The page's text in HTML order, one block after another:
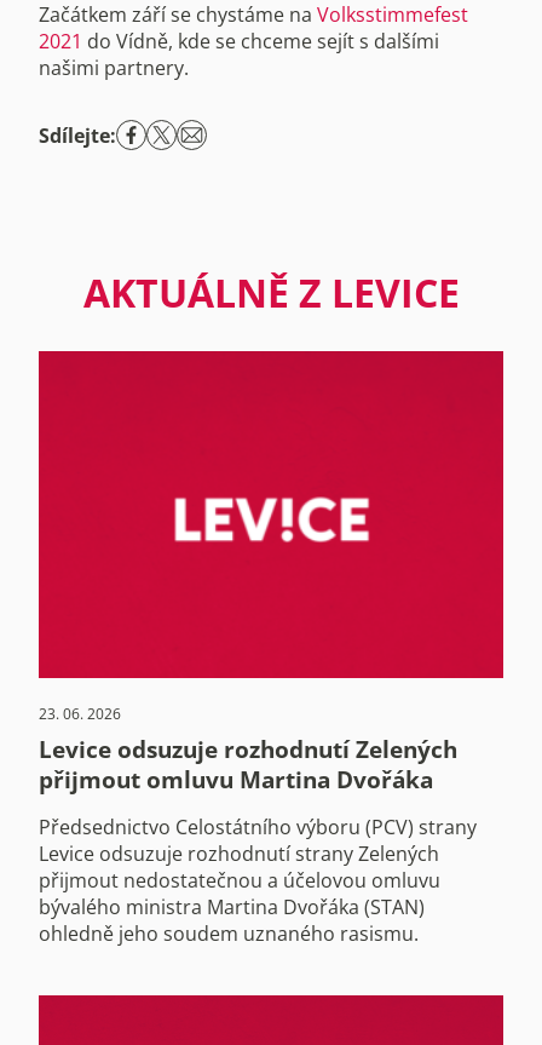
Začátkem září se chystáme na Volksstimmefest
2021 do Vídně, kde se chceme sejít s dalšími
našimi partnery.
Sdílejte:
AKTUÁLNĚ Z LEVICE
23. 06. 2026
Levice odsuzuje rozhodnutí Zelených
přijmout omluvu Martina Dvořáka
Předsednictvo Celostátního výboru (PCV) strany
Levice odsuzuje rozhodnutí strany Zelených
přijmout nedostatečnou a účelovou omluvu
bývalého ministra Martina Dvořáka (STAN)
ohledně jeho soudem uznaného rasismu.